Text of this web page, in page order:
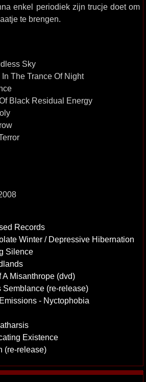
enkel periodiek zijn trucje doet om
te brengen.
Sky
The Trance Of Night
Black Residual Energy
Records
Winter / Depressive Hibernation
Silence
A Misanthrope (dvd)
Semblance (re-release)
- Nyctophobia
Existence
(re-release)